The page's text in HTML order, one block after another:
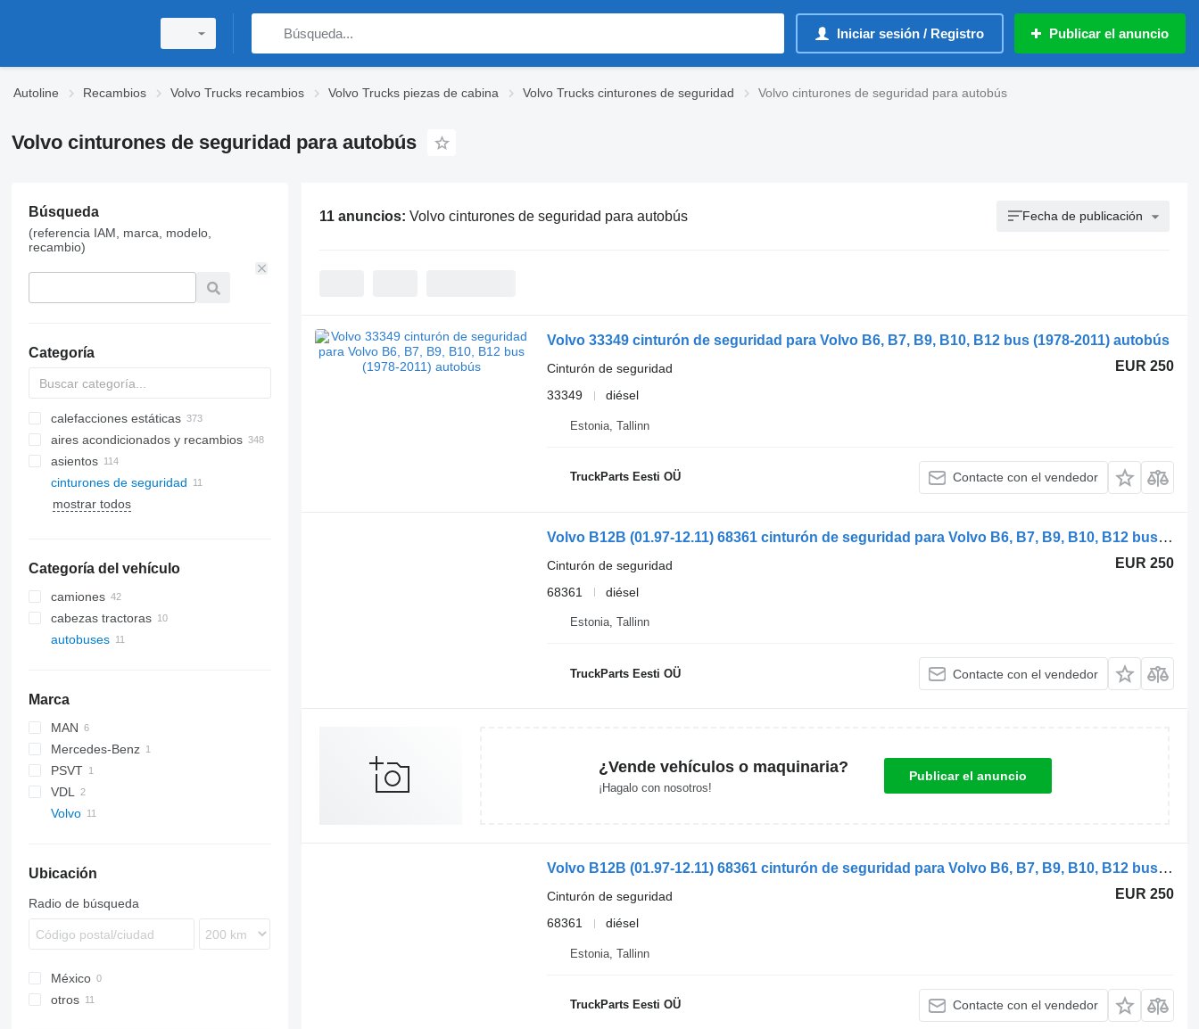
Iniciar sesión / Registro Publicar el anuncio
Autoline Recambios Volvo Trucks recambios Volvo Trucks piezas de cabina Volvo Trucks cinturones de seguridad Volvo cinturones de seguridad para autobús
Volvo cinturones de seguridad para autobús
Búsqueda
(referencia IAM, marca, modelo,
recambio)
Categoría
calefacciones estáticas
aires acondicionados y recambios
radiadores de aire acondicionado
compresores de aires
acondicionados
aires acondicionados
otras piezas de aire acondicionado
asientos
lunas laterales
parabrisas
cinturones de seguridad
mostrar todos
Categoría del vehículo
camiones
cabezas tractoras
autobuses
Marca
MAN
Lion's series
Mercedes-Benz
Tourismo
PSVT
VDL
Volvo
B9
B10
B12
Ubicación
Radio de búsqueda
México
otros
11 anuncios: Volvo cinturones de seguridad para autobús Fecha de publicación
Volvo 33349 cinturón de seguridad para Volvo B6, B7, B9, B10, B12 bus (1978-2011) autobús
EUR 250
Cinturón de seguridad
33349
diésel
Estonia, Tallinn
TruckParts Eesti OÜ Contacte con el vendedor
Volvo B12B (01.97-12.11) 68361 cinturón de seguridad para Volvo B6, B7, B9, B10, B12 bus (1978-2011) autobús
EUR 250
Cinturón de seguridad
68361
diésel
Estonia, Tallinn
TruckParts Eesti OÜ Contacte con el vendedor
¿Vende vehículos o maquinaria?
¡Hagalo con nosotros!
Publicar el anuncio
Volvo B12B (01.97-12.11) 68361 cinturón de seguridad para Volvo B6, B7, B9, B10, B12 bus (1978-2011) autobús
EUR 250
Cinturón de seguridad
68361
diésel
Estonia, Tallinn
TruckParts Eesti OÜ Contacte con el vendedor